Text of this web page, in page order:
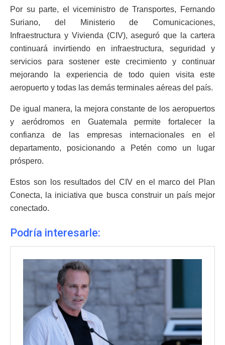
Por su parte, el viceministro de Transportes, Fernando
Suriano, del Ministerio de Comunicaciones,
Infraestructura y Vivienda (CIV), aseguró que la cartera
continuará invirtiendo en infraestructura, seguridad y
servicios para sostener este crecimiento y continuar
mejorando la experiencia de todo quien visita este
aeropuerto y todas las demás terminales aéreas del país.
De igual manera, la mejora constante de los aeropuertos
y aeródromos en Guatemala permite fortalecer la
confianza de las empresas internacionales en el
departamento, posicionando a Petén como un lugar
próspero.
Estos son los resultados del CIV en el marco del Plan
Conecta, la iniciativa que busca construir un país mejor
conectado.
Podría interesarle: